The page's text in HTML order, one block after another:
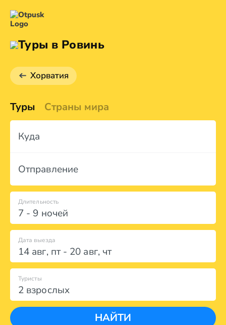
Туры в Ровинь
Хорватия
Туры Страны мира
Куда
Отправление
7 - 9 ночей
Длительность
Дата выезда
14 авг, пт- 20 авг, чт
2 взрослых
Туристы
НАЙТИ